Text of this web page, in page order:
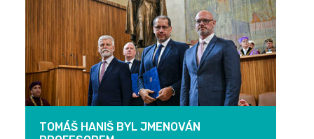
TOMÁŠ HANIŠ BYL JMENOVÁN